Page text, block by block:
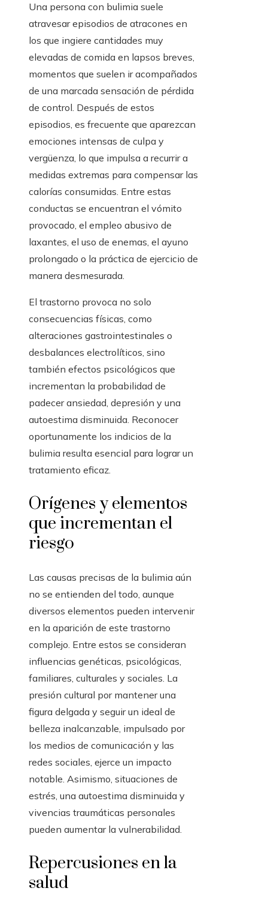
Una persona con bulimia suele
atravesar episodios de atracones en
los que ingiere cantidades muy
elevadas de comida en lapsos breves,
momentos que suelen ir acompañados
de una marcada sensación de pérdida
de control. Después de estos
episodios, es frecuente que aparezcan
emociones intensas de culpa y
vergüenza, lo que impulsa a recurrir a
medidas extremas para compensar las
calorías consumidas. Entre estas
conductas se encuentran el vómito
provocado, el empleo abusivo de
laxantes, el uso de enemas, el ayuno
prolongado o la práctica de ejercicio de
manera desmesurada.
El trastorno provoca no solo
consecuencias físicas, como
alteraciones gastrointestinales o
desbalances electrolíticos, sino
también efectos psicológicos que
incrementan la probabilidad de
padecer ansiedad, depresión y una
autoestima disminuida. Reconocer
oportunamente los indicios de la
bulimia resulta esencial para lograr un
tratamiento eficaz.
Orígenes y elementos
que incrementan el
riesgo
Las causas precisas de la bulimia aún
no se entienden del todo, aunque
diversos elementos pueden intervenir
en la aparición de este trastorno
complejo. Entre estos se consideran
influencias genéticas, psicológicas,
familiares, culturales y sociales. La
presión cultural por mantener una
figura delgada y seguir un ideal de
belleza inalcanzable, impulsado por
los medios de comunicación y las
redes sociales, ejerce un impacto
notable. Asimismo, situaciones de
estrés, una autoestima disminuida y
vivencias traumáticas personales
pueden aumentar la vulnerabilidad.
Repercusiones en la
salud